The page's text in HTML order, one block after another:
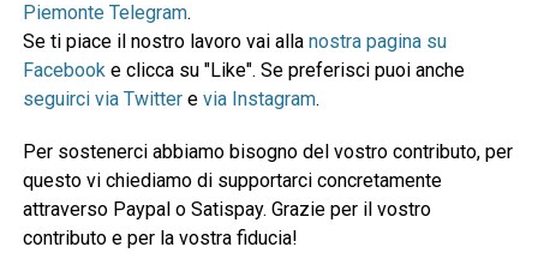
Piemonte Telegram.
Se ti piace il nostro lavoro vai alla nostra pagina su
Facebooke clicca su "Like". Se preferisci puoi anche
seguirci via Twittere via Instagram.
Per sostenerci abbiamo bisogno del vostro contributo, per
questo vi chiediamo di supportarci concretamente
attraverso Paypal o Satispay. Grazie per il vostro
contributo e per la vostra fiducia!